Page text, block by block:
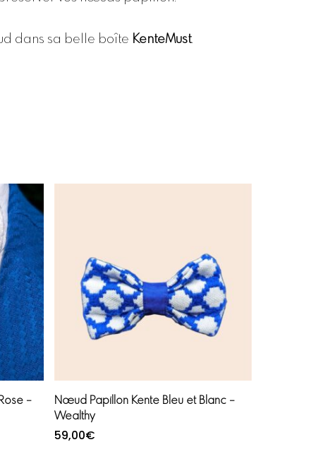
dans sa belle boîte KenteMust.
–
Ajouter au panier
Nœud Papillon Kente Bleu et Blanc –
Wealthy
59,00€